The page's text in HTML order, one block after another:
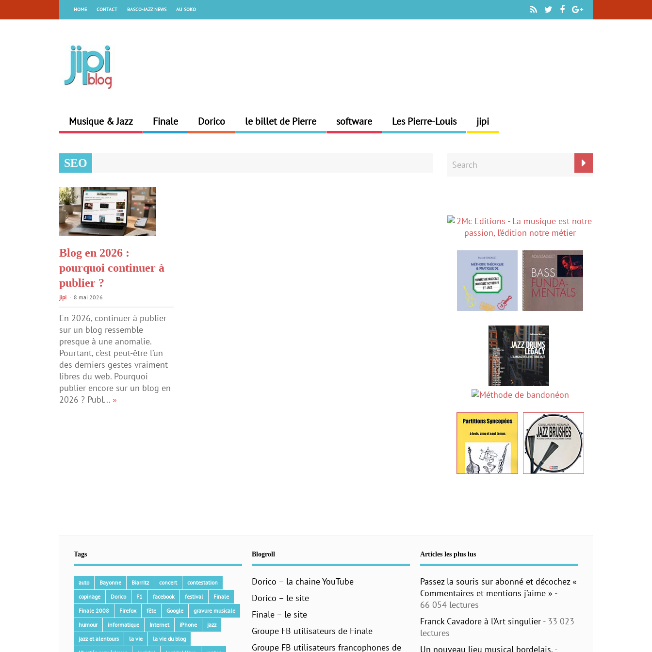
HOME CONTACT BASCO-JAZZ NEWS AU SOKO
Musique & Jazz Finale Dorico le billet de Pierre software Les Pierre-Louis jipi
SEO
Blog en 2026 :
pourquoi continuer à
publier ?
jipi 8 mai 2026
En 2026, continuer à publier
sur un blog ressemble
presque à une anomalie.
Pourtant, c’est peut-être l’un
des derniers gestes vraiment
libres du web. Pourquoi
publier encore sur un blog en
2026 ? Publ... »
Tags
auto Bayonne Biarritz concert
contestation
copinage
Dorico F1 facebook festival
Finale
Finale 2008
Firefox fête Google
gravure musicale
humour
informatique Internet iPhone
jazz
jazz et alentours
la vie
la vie du blog
Blogroll
Dorico – la chaine YouTube
Dorico – le site
Finale – le site
Groupe FB utilisateurs de Finale
Groupe FB utilisateurs francophones de
Articles les plus lus
Passez la souris sur abonné et décochez «
Commentaires et mentions j’aime » -
66 054 lectures
Franck Cavadore à l’Art singulier - 33 023
lectures
Un nouveau lieu musical bordelais. -